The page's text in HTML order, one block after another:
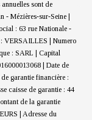
sont de
- Mézières-sur-Seine |
: 63 rue Nationale -
: VERSAILLES | Numero
: SARL | Capital
| Date de
garantie financière :
caisse de garantie : 44
de la garantie
| Adresse du